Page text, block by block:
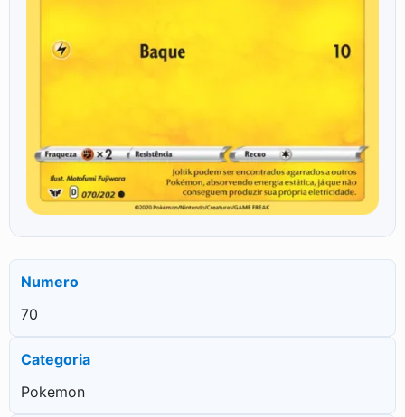
Numero
70
Categoria
Pokemon